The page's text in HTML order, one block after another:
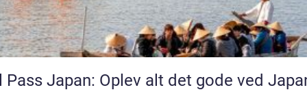
Pass Japan: Oplev alt det gode ved